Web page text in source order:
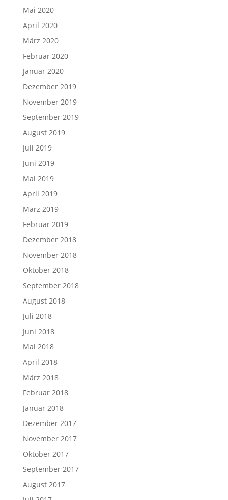
Mai 2020
April 2020
März 2020
Februar 2020
Januar 2020
Dezember 2019
November 2019
September 2019
August 2019
Juli 2019
Juni 2019
Mai 2019
April 2019
März 2019
Februar 2019
Dezember 2018
November 2018
Oktober 2018
September 2018
August 2018
Juli 2018
Juni 2018
Mai 2018
April 2018
März 2018
Februar 2018
Januar 2018
Dezember 2017
November 2017
Oktober 2017
September 2017
August 2017